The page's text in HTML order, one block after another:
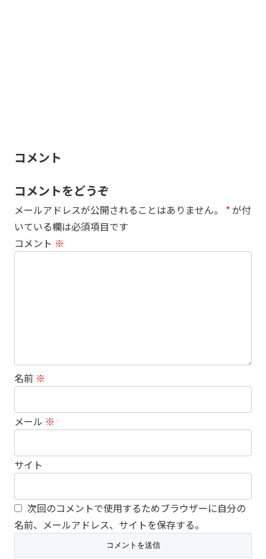
コメント
コメントをどうぞ
メールアドレスが公開されることはありません。 *が付
いている欄は必須項目です
コメント ※
名前 ※
メール ※
サイト
次回のコメントで使用するためブラウザーに自分の
名前、メールアドレス、サイトを保存する。